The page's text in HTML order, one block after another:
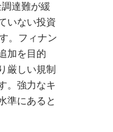
達難が緩
いない投資
。フィナン
加を目的
厳しい規制
。強力なキ
準にあると